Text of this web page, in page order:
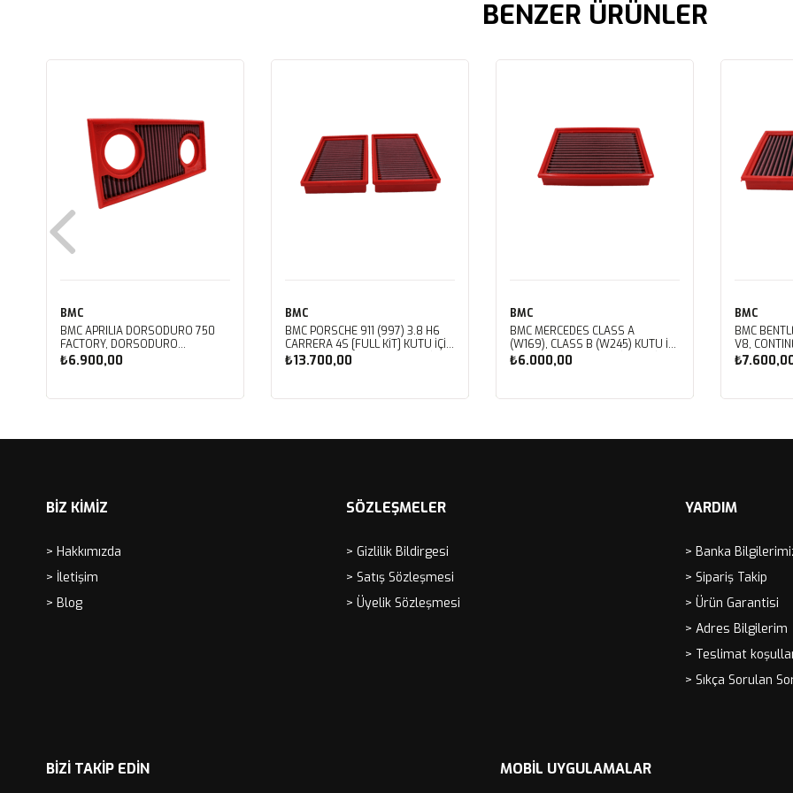
BENZER ÜRÜNLER
BMC
BMC APRILIA DORSODURO 750
FACTORY, DORSODURO
900, SHIVER 750 GT, SHIVER
750 KUTU İÇİ PERFORMANS HAVA
₺6.900,00
BMC
BMC PORSCHE 911 (997) 3.8 H6
CARRERA 4S [FULL KIT] KUTU İÇİ
PERFORMANS HAVA FİLTRESİ
FB468/20
₺13.700,00
BMC
BMC MERCEDES CLASS A
(W169), CLASS B (W245) KUTU İÇİ
PERFORMANS HAVA FİLTRESİ
FB459/01
₺6.000,00
BMC
BMC
V8,
V8,
V8,
SPIRIT,
BİZ KİMİZ
> Hakkımızda
> İletişim
> Blog
SÖZLEŞMELER
> Gizlilik Bildirgesi
> Satış Sözleşmesi
> Üyelik Sözleşmesi
YARDIM
> Banka
> Sipariş Takip
> Ürün Garantisi
> Adres Bilgilerim
> Teslimat
> Sıkça Sorulan
BIZI TAKIP EDIN MOBIL UYGULAMALAR